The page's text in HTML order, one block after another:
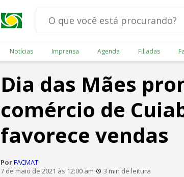
Notícias Imprensa Agenda Filiadas
Dia das Mães
comércio de
favorece vendas
PorFACMAT
7 de maio de 2021 às 12:00 am
3 min de leitura